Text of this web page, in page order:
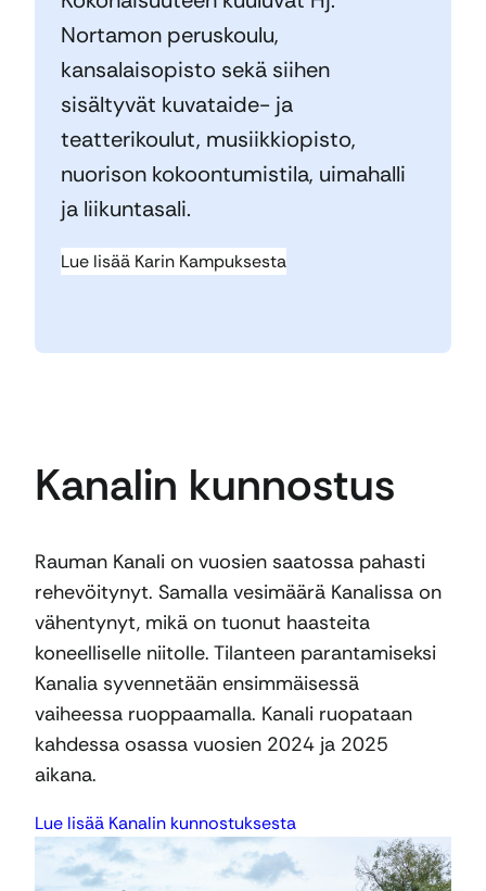
Nortamon peruskoulu,
kansalaisopisto sekä siihen
sisältyvät kuvataide- ja
teatterikoulut, musiikkiopisto,
nuorison kokoontumistila, uimahalli
ja liikuntasali.
Lue lisää Karin Kampuksesta
Kanalin kunnostus
Rauman Kanali on vuosien saatossa pahasti
rehevöitynyt. Samalla vesimäärä Kanalissa on
vähentynyt, mikä on tuonut haasteita
koneelliselle niitolle. Tilanteen parantamiseksi
Kanalia syvennetään ensimmäisessä
vaiheessa ruoppaamalla. Kanali ruopataan
kahdessa osassa vuosien 2024 ja 2025
aikana.
Lue lisää Kanalin kunnostuksesta